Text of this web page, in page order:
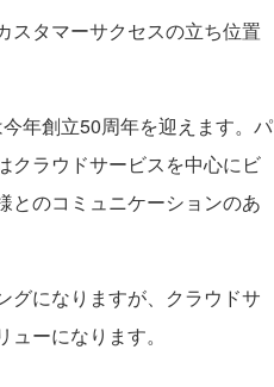
タマーサクセスの立ち位置
年創立50周年を迎えます。パ
クラウドサービスを中心にビ
とのコミュニケーションのあ
グになりますが、クラウドサ
ーになります。